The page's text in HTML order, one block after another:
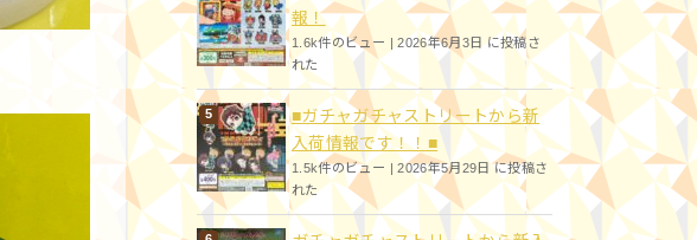
報！
1.6k件のビュー |2026年6月3日 に投稿さ
れた
■ガチャガチャストリートから新
入荷情報です！！■
1.5k件のビュー |2026年5月29日 に投稿さ
れた